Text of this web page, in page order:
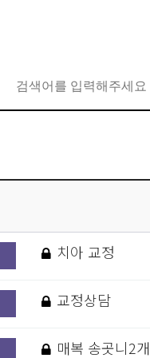
치아 교정
교정상담
매복 송곳니2